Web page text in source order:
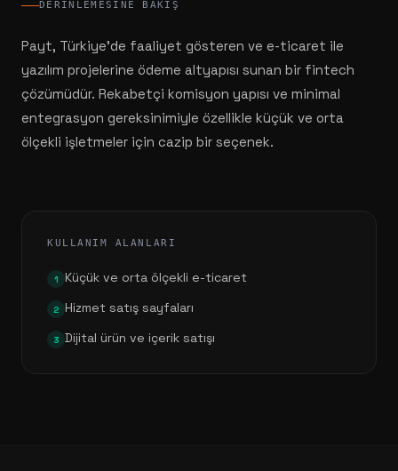
DERINLEMESINE BAKIŞ
Payt, Türkiye'de faaliyet gösteren ve e-ticaret ile
yazılım projelerine ödeme altyapısı sunan bir fintech
çözümüdür. Rekabetçi komisyon yapısı ve minimal
entegrasyon gereksinimiyle özellikle küçük ve orta
ölçekli işletmeler için cazip bir seçenek.
KULLANIM ALANLARI
1 Küçük ve orta ölçekli e-ticaret
2 Hizmet satış sayfaları
3 Dijital ürün ve içerik satışı